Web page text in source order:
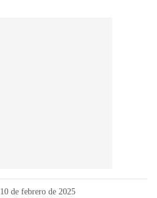
10 de febrero de 2025